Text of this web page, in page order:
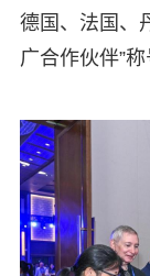
德国、法国、
广合作伙伴”称